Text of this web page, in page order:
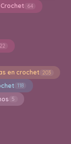
64
en crochet 203
118
5